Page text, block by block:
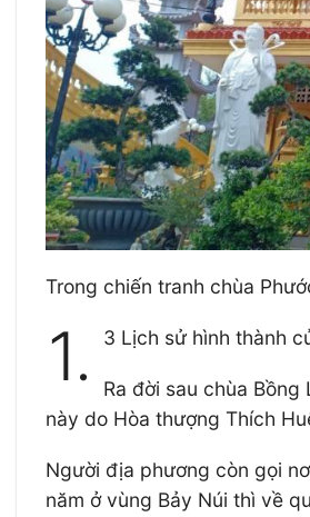
Trong chiến tranh chùa
1. 3 Lịch sử hình thành
Ra đời sau chùa
này do Hòa thượng Thích
Người địa phương còn gọi
năm ở vùng Bảy Núi thì về